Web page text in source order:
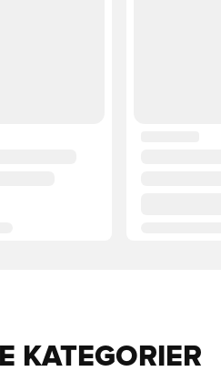
KATEGORIER